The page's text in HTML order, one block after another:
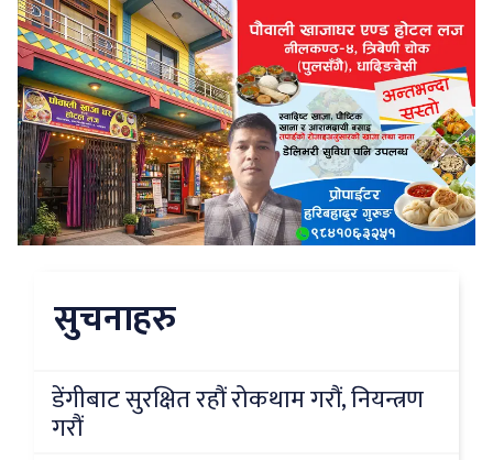
सुचनाहरु
डेंगीबाट सुरक्षित रहौं रोकथाम गरौं, नियन्त्रण
गरौं